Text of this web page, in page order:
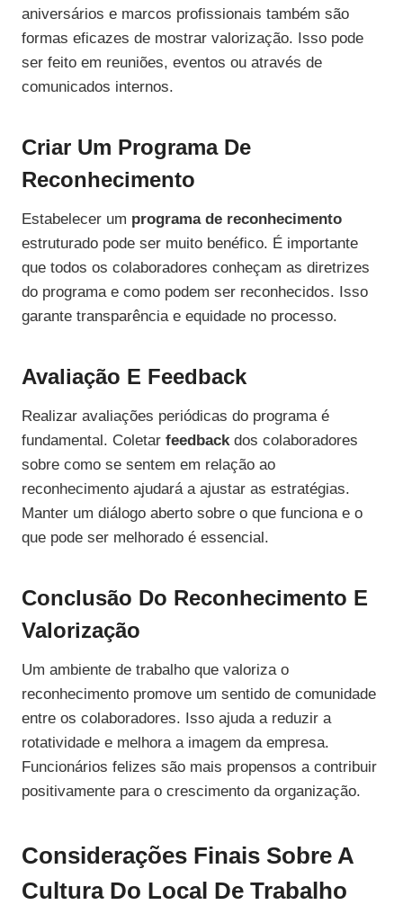
aniversários e marcos profissionais também são
formas eficazes de mostrar valorização. Isso pode
ser feito em reuniões, eventos ou através de
comunicados internos.
Criar Um Programa De
Reconhecimento
Estabelecer um programa de reconhecimento
estruturado pode ser muito benéfico. É importante
que todos os colaboradores conheçam as diretrizes
do programa e como podem ser reconhecidos. Isso
garante transparência e equidade no processo.
Avaliação E Feedback
Realizar avaliações periódicas do programa é
fundamental. Coletar feedbackdos colaboradores
sobre como se sentem em relação ao
reconhecimento ajudará a ajustar as estratégias.
Manter um diálogo aberto sobre o que funciona e o
que pode ser melhorado é essencial.
Conclusão Do Reconhecimento E
Valorização
Um ambiente de trabalho que valoriza o
reconhecimento promove um sentido de comunidade
entre os colaboradores. Isso ajuda a reduzir a
rotatividade e melhora a imagem da empresa.
Funcionários felizes são mais propensos a contribuir
positivamente para o crescimento da organização.
Considerações Finais Sobre A
Cultura Do Local De Trabalho